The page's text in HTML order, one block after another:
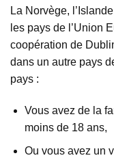
La Norvège,
les pays de l’Union
coopération de
dans un autre pays
pays :
Vous avez de la
moins de 18 ans,
Ou vous avez un